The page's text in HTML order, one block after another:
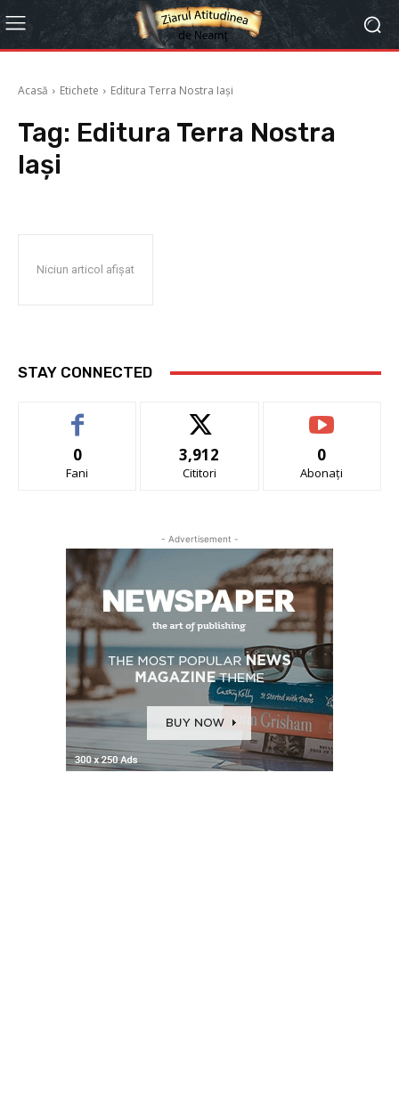
Acasă Etichete Editura Terra Nostra Iași
Tag: Editura Terra Nostra
Iași
Niciun articol afișat
STAY CONNECTED
0
Fani
3,912
Cititori
0
Abonați
- Advertisement -